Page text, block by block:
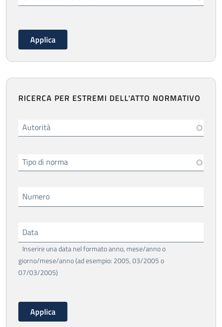
RICERCA PER ESTREMI DELL'ATTO NORMATIVO
Autorità
Tipo di norma
Numero
Data
Inserire una data nel formato anno, mese/anno o
giorno/mese/anno (ad esempio: 2005, 03/2005 o
07/03/2005)